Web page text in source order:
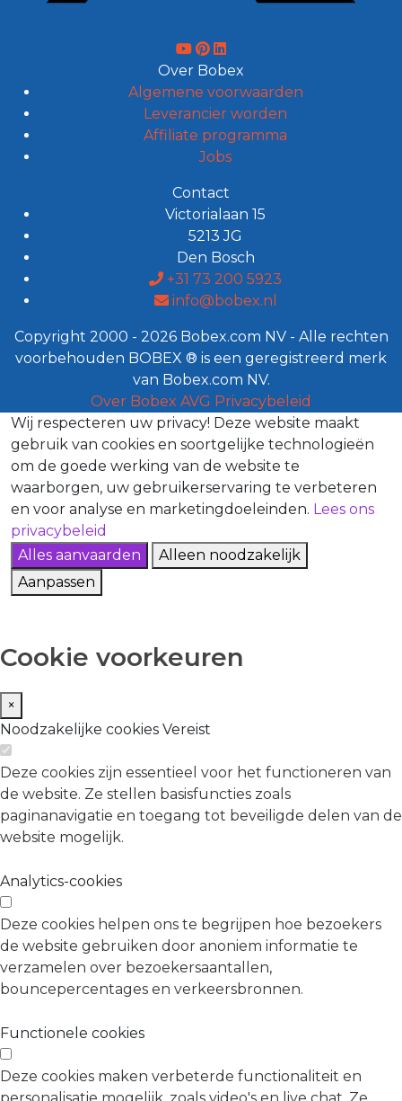
Over Bobex
Algemene voorwaarden
Leverancier worden
Affiliate programma
Jobs
Contact
Victorialaan 15
5213 JG
Den Bosch
+31 73 200 5923
info@bobex.nl
Copyright 2000 - 2026 Bobex.com NV - Alle rechten
voorbehouden BOBEX ® is een geregistreerd merk
van Bobex.com NV.
Over Bobex AVG Privacybeleid
Wij respecteren uw privacy! Deze website maakt
gebruik van cookies en soortgelijke technologieën
om de goede werking van de website te
waarborgen, uw gebruikerservaring te verbeteren
en voor analyse en marketingdoeleinden. Lees ons
privacybeleid
Alles aanvaarden
Alleen noodzakelijk
Aanpassen
Cookie voorkeuren
×
Noodzakelijke cookies Vereist
Deze cookies zijn essentieel voor het functioneren van
de website. Ze stellen basisfuncties zoals
paginanavigatie en toegang tot beveiligde delen van de
website mogelijk.
Analytics-cookies
Deze cookies helpen ons te begrijpen hoe bezoekers
de website gebruiken door anoniem informatie te
verzamelen over bezoekersaantallen,
bouncepercentages en verkeersbronnen.
Functionele cookies
Deze cookies maken verbeterde functionaliteit en